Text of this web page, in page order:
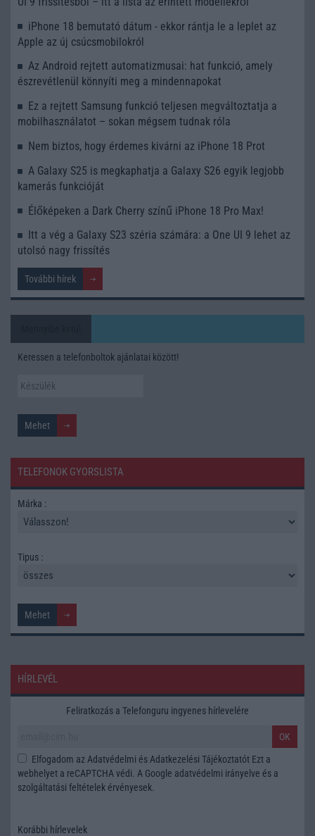
iPhone 18 bemutató dátum - ekkor rántja le a leplet az
Apple az új csúcsmobilokról
Az Android rejtett automatizmusai: hat funkció, amely
észrevétlenül könnyíti meg a mindennapokat
Ez a rejtett Samsung funkció teljesen megváltoztatja a
mobilhasználatot – sokan mégsem tudnak róla
Nem biztos, hogy érdemes kivárni az iPhone 18 Prot
A Galaxy S25 is megkaphatja a Galaxy S26 egyik legjobb
kamerás funkcióját
Élőképeken a Dark Cherry színű iPhone 18 Pro Max!
Itt a vég a Galaxy S23 széria számára: a One UI 9 lehet az
utolsó nagy frissítés
További hírek
Keressen a telefonboltok ajánlatai között!
TELEFONOK GYORSLISTA
Márka :
Tipus :
HÍRLEVÉL
Feliratkozás a Telefonguru ingyenes hírlevelére
OK
Elfogadom az Adatvédelmi és Adatkezelési Tájékoztatót Ezt a
webhelyet a reCAPTCHA védi. A Google adatvédelmi irányelve és a
szolgáltatási feltételek érvényesek.
Korábbi hírlevelek